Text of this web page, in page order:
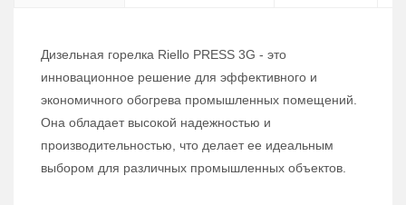
Дизельная горелка Riello PRESS 3G - это
инновационное решение для эффективного и
экономичного обогрева промышленных помещений.
Она обладает высокой надежностью и
производительностью, что делает ее идеальным
выбором для различных промышленных объектов.